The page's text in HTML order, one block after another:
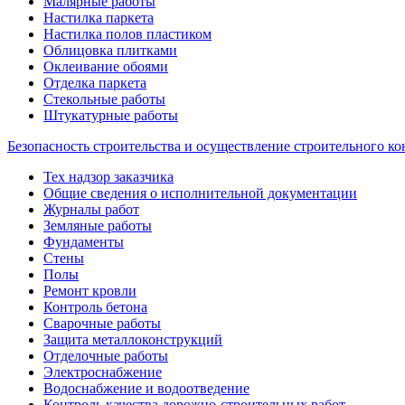
Настилка паркета
Настилка полов пластиком
Облицовка плитками
Оклеивание обоями
Отделка паркета
Стекольные работы
Штукатурные работы
Безопасность строительства и осуществление строительного
Тех надзор заказчика
Общие сведения о исполнительной документации
Журналы работ
Земляные работы
Фундаменты
Стены
Полы
Ремонт кровли
Контроль бетона
Сварочные работы
Защита металлоконструкций
Отделочные работы
Электроснабжение
Водоснабжение и водоотведение